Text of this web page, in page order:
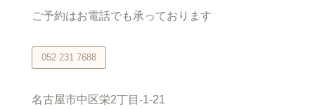
ご予約はお電話でも承っております
052 231 7688
名古屋市中区栄2丁目-1-21